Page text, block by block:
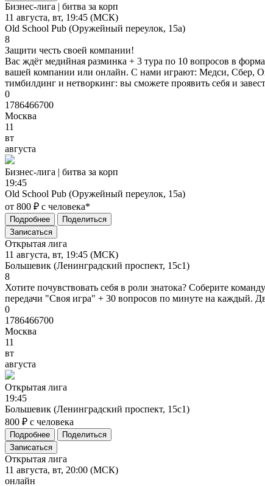
Бизнес-лига | битва за корп
11 августа, вт, 19:45 (МСК)
Old School Pub (Оружейный переулок, 15а)
8
Защити честь своей компании!
Вас ждёт медийная разминка + 3 тура по 10 вопросов в
вашей компании или онлайн. С нами играют: Медси, Сбер,
тимбилдинг и нетворкинг: вы сможете проявить себя и
0
1786466700
Москва
11
вт
августа
Бизнес-лига | битва за корп
19:45
Old School Pub (Оружейный переулок, 15а)
от 800 ₽ с человека*
Подробнее
Поделиться
Записаться
Открытая лига
11 августа, вт, 19:45 (МСК)
Большевик (Ленинградский проспект, 15с1)
8
Хотите почувствовать себя в роли знатока? Соберите
передачи "Своя игра" + 30 вопросов по минуте на каждый.
0
1786466700
Москва
11
вт
августа
Открытая лига
19:45
Большевик (Ленинградский проспект, 15с1)
800 ₽ с человека
Подробнее
Поделиться
Записаться
Открытая лига
11 августа, вт, 20:00 (МСК)
онлайн